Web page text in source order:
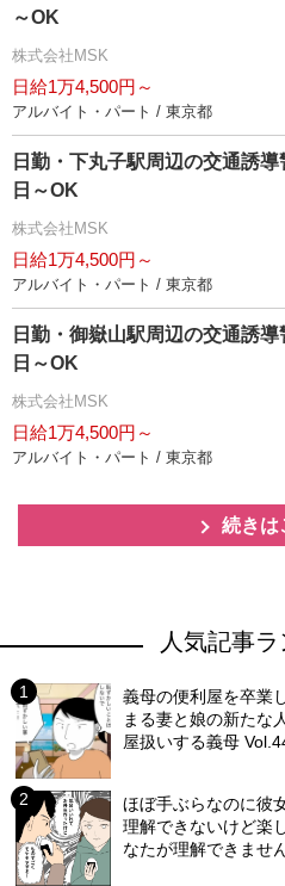
～OK
株式会社MSK
日給1万4,500円～
アルバイト・パート / 東京都
日勤・下丸子駅周辺の交通誘
日～OK
株式会社MSK
日給1万4,500円～
アルバイト・パート / 東京都
日勤・御嶽山駅周辺の交通誘
日～OK
株式会社MSK
日給1万4,500円～
アルバイト・パート / 東京都
続きは
人気記事
義母の便利屋を卒業
まる妻と娘の新たな
屋扱いする義母
ほぼ手ぶらなのに彼
理解できないけど楽
なたが理解できませ